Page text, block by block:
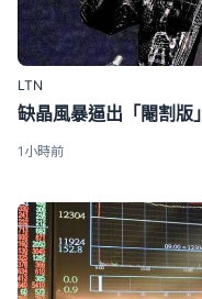
LTN
1小時前